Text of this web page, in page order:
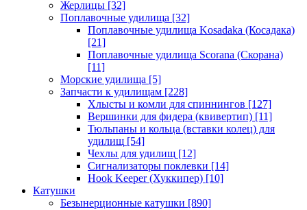
Жерлицы [32]
Поплавочные удилища [32]
Поплавочные удилища Kosadaka (Косадака)
[21]
Поплавочные удилища Scorana (Скорана)
[11]
Морские удилища [5]
Запчасти к удилищам [228]
Хлысты и комли для спиннингов [127]
Вершинки для фидера (квивертип) [11]
Тюльпаны и кольца (вставки колец) для
удилищ [54]
Чехлы для удилищ [12]
Сигнализаторы поклевки [14]
Hook Keeper (Хуккипер) [10]
Катушки
Безынерционные катушки [890]